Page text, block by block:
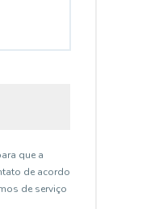
que a
de acordo
de serviço